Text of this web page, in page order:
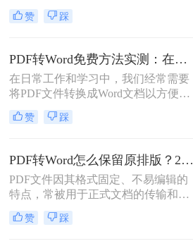
便进行编辑和修改。那么电脑pdf怎么
转word文档格式免费呢？本文将介绍
现PDF到Word的转换。
赞 踩
PDF转Word免费方法实测：在线工具、Word内置功能与手动复制3种方式对比！
在日常工作和学习中，我们经常需要
将PDF文件转换成Word文档以方便编
辑。那么怎么不花钱把pdf转成word
呢？以下是三种可以免费使用的PDF
选择最适合的方式。
赞 踩
PDF转Word怎么保留原排版？2种方法对比：Adobe Acrobat DC与专业转换软件实测
PDF文件因其格式固定、不易编辑的
特点，常被用于正式文档的传输和存
档。然而，当我们需要编辑PDF内容
时，将其转换为Word文档是常见需
赞 踩